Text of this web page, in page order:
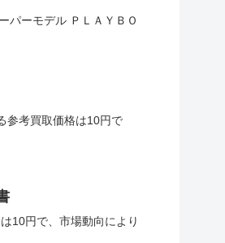
ーモデル ＰＬＡＹＢＯ
参考買取価格は10円で
10円で、市場動向により